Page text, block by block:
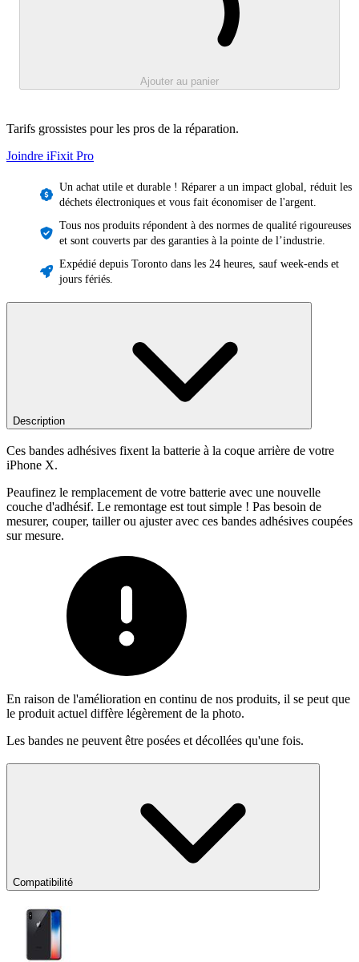
Ajouter au panier
Tarifs grossistes pour les pros de la réparation.
Joindre iFixit Pro
Un achat utile et durable ! Réparer a un impact global, réduit les
déchets électroniques et vous fait économiser de l'argent.
Tous nos produits répondent à des normes de qualité rigoureuses
et sont couverts par des garanties à la pointe de l’industrie.
Expédié depuis Toronto dans les 24 heures, sauf week-ends et
jours fériés.
Description
Ces bandes adhésives fixent la batterie à la coque arrière de votre
iPhone X.
Peaufinez le remplacement de votre batterie avec une nouvelle
couche d'adhésif. Le remontage est tout simple ! Pas besoin de
mesurer, couper, tailler ou ajuster avec ces bandes adhésives coupées
sur mesure.
En raison de l'amélioration en continu de nos produits, il se peut que
le produit actuel diffère légèrement de la photo.
Les bandes ne peuvent être posées et décollées qu'une fois.
Compatibilité